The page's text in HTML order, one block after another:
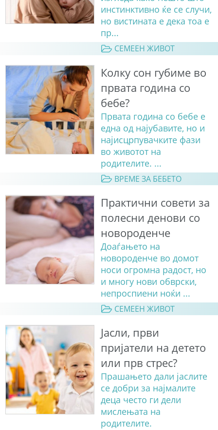
инстинктивно ќе се случи,
но вистината е дека тоа е
пр...
СЕМЕЕН ЖИВОТ
Колку сон губиме во
првата година со
бебе?
Првата година со бебе е
една од најубавите, но и
најисцрпувачките фази
во животот на
родителите. ...
ВРЕМЕ ЗА БЕБЕТО
Практични совети за
полесни денови со
новороденче
Доаѓањето на
новороденче во домот
носи огромна радост, но
и многу нови обврски,
непроспиени ноќи ...
СЕМЕЕН ЖИВОТ
Јасли, први
пријатели на детето
или прв стрес?
Прашањето дали јаслите
се добри за најмалите
деца често ги дели
мислењата на
родителите.